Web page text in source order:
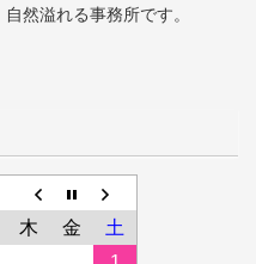
然溢れる事務所です。
木 金
土